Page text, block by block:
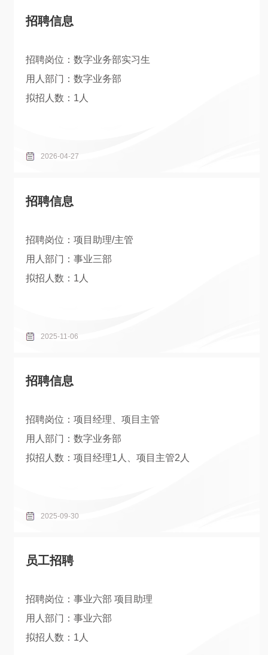
招聘信息
招聘岗位：数字业务部实习生
用人部门：数字业务部
拟招人数：1人
2026-04-27
招聘信息
招聘岗位：项目助理/主管
用人部门：事业三部
拟招人数：1人
2025-11-06
招聘信息
招聘岗位：项目经理、项目主管
用人部门：数字业务部
拟招人数：项目经理1人、项目主管2人
2025-09-30
员工招聘
招聘岗位：事业六部 项目助理
用人部门：事业六部
拟招人数：1人